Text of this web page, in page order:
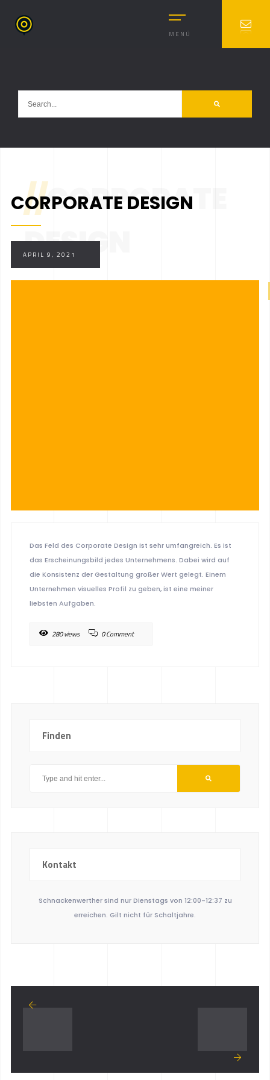
MENÜ
//CORPORATE
DESIGN
CORPORATE DESIGN
APRIL 9, 2021
Das Feld des Corporate Design ist sehr umfangreich. Es ist
das Erscheinungsbild jedes Unternehmens. Dabei wird auf
die Konsistenz der Gestaltung großer Wert gelegt. Einem
Unternehmen visuelles Profil zu geben, ist eine meiner
liebsten Aufgaben.
280 views 0 Comment
Finden
Kontakt
Schnackenwerther sind nur Dienstags von 12:00-12:37 zu
erreichen. Gilt nicht für Schaltjahre.